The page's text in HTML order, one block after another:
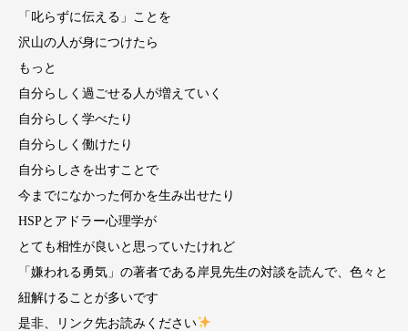
「叱らずに伝える」ことを
沢山の人が身につけたら
もっと
自分らしく過ごせる人が増えていく
自分らしく学べたり
自分らしく働けたり
自分らしさを出すことで
今までになかった何かを生み出せたり
HSPとアドラー心理学が
とても相性が良いと思っていたけれど
「嫌われる勇気」の著者である岸見先生の対談を読んで、色々と
紐解けることが多いです
是非、リンク先お読みください